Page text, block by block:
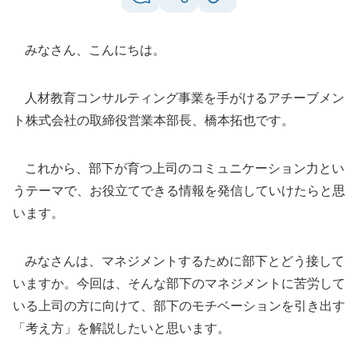
みなさん、こんにちは。
人材教育コンサルティング事業を手がけるアチーブメン
ト株式会社の取締役営業本部長、橋本拓也です。
これから、部下が育つ上司のコミュニケーション力とい
うテーマで、お役立てできる情報を発信していけたらと思
います。
みなさんは、マネジメントするために部下とどう接して
いますか。今回は、そんな部下のマネジメントに苦労して
いる上司の方に向けて、部下のモチベーションを引き出す
「考え方」を解説したいと思います。